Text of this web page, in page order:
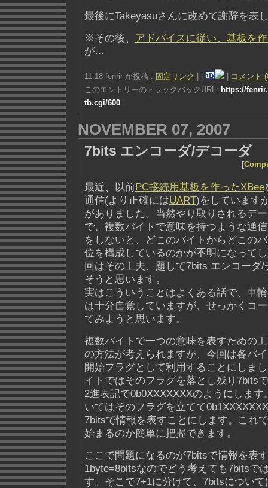
最後にTakeyasuさんに改めて謝辞を表
※その後、 アドバイスに従い、基板を
が…
11:18 fenrir が投稿 : 固定リンク
コメント
このエントリーのトラックバックURL: https://
tb.cgi/600
NOVEMBER 07, 2007
7bits エンコーダ/デコーダ
[
最近、以前PC接続用基板を作ったXBee
通信(より正確にはUART)をしています
がありました。当然やり取りされるデ
で、複数バイトで意味を持つような通
をしないと、どこのバイトからどこの
位を構成しているのかが不明になって
回はその工夫、題して7bits エンコーダ
そうと思います。
実はこういうことはよくある話で、車
は十分自覚していますが、せっかくコ
てみようと思います。
複数バイトで一つの意味を表すための
の方法が考えられますが、今回は各バ
開始フラグとして利用することにしま
イトではそのフラグを落とし残り7bits
2進表記で0b0XXXXXXXのようにしま
いてはそのフラグを立てて
7bitsで情報を表すことにします。これ
始まるのか簡単に把握できます。
ここで問題になるのが7bitsで情報を表
1byte=8bitsなのでどう考えても7bitsで
す。そこで7+1に分けて、7bitsについ